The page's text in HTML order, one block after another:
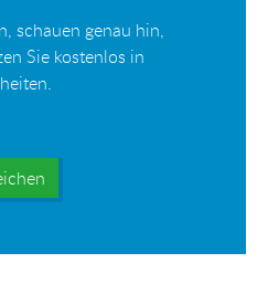
schauen genau hin,
Sie kostenlos in